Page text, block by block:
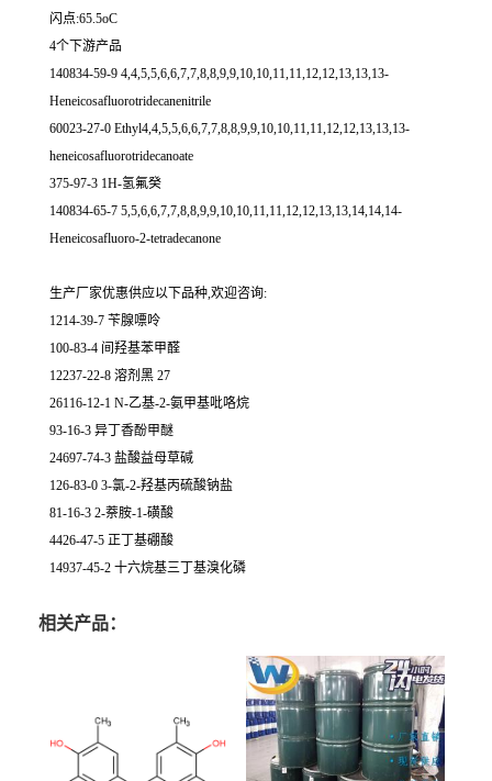
闪点:65.5oC
4个下游产品
140834-59-9 4,4,5,5,6,6,7,7,8,8,9,9,10,10,11,11,12,12,13,13,13-
Heneicosafluorotridecanenitrile
60023-27-0 Ethyl4,4,5,5,6,6,7,7,8,8,9,9,10,10,11,11,12,12,13,13,13-
heneicosafluorotridecanoate
375-97-3 1H-氢氟癸
140834-65-7 5,5,6,6,7,7,8,8,9,9,10,10,11,11,12,12,13,13,14,14,14-
Heneicosafluoro-2-tetradecanone
生产厂家优惠供应以下品种,欢迎咨询:
1214-39-7 苄腺嘌呤
100-83-4 间羟基苯甲醛
12237-22-8 溶剂黑 27
26116-12-1 N-乙基-2-氨甲基吡咯烷
93-16-3 异丁香酚甲醚
24697-74-3 盐酸益母草碱
126-83-0 3-氯-2-羟基丙硫酸钠盐
81-16-3 2-萘胺-1-磺酸
4426-47-5 正丁基硼酸
14937-45-2 十六烷基三丁基溴化磷
相关产品：